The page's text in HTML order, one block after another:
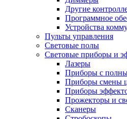
Другие
Программное
Устройства
Пульты управления
Световые полы
Световые приборы и
Лазеры
Приборы с
Приборы смены
Приборы
Прожекторы и
Сканеры